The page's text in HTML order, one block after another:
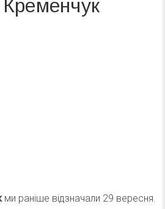
ми раніше відзначали 29 вересня.